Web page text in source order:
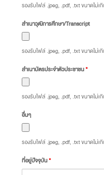
รองรับไฟล์ .jpeg, .pdf, .txt ขนาดไม่เ
สำเนาวุฒิการศึกษา/Transcript
รองรับไฟล์ .jpeg, .pdf, .txt ขนาดไม่เ
สำเนาบัตรประจำตัวประชาชน*
รองรับไฟล์ .jpeg, .pdf, .txt ขนาดไม่เ
อื่นๆ
รองรับไฟล์ .jpeg, .pdf, .txt ขนาดไม่เ
ที่อยู่ปัจจุบัน*